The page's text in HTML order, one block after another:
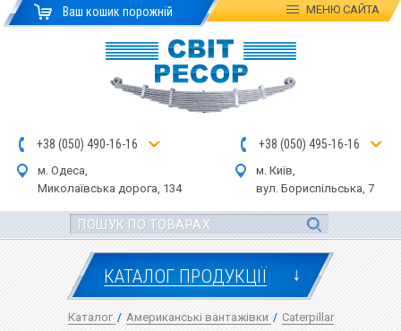
Ваш кошик порожній МЕНЮСАЙТА
+38 (050) 490-16-16
м. Одеса,
Миколаївська дорога, 134
+38 (050) 495-16-16
м. Київ,
вул. Бориспільська, 7
КАТАЛОГ ПРОДУКЦІЇ ↓
Каталог / Американські вантажівки / Caterpillar